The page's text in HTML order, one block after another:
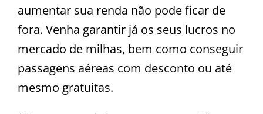
aumentar sua renda não pode ficar de
fora. Venha garantir já os seus lucros no
mercado de milhas, bem como conseguir
passagens aéreas com desconto ou até
mesmo gratuitas.